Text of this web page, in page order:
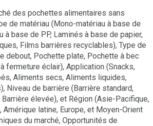
des pochettes alimentaires sans
de matériau (Mono-matériau à base de
à base de PP, Laminés à base de papier,
Films barrières recyclables), Type de
debout, Pochette plate, Pochette à bec
fermeture éclair), Application (Snacks,
Aliments secs, Aliments liquides,
Niveau de barrière (Barrière standard,
Barrière élevée), et Région (Asie-Pacifique,
Amérique latine, Europe, et Moyen-Orient
du marché, Opportunités de